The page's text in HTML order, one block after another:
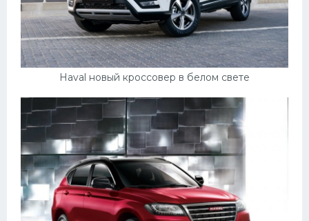
Haval новый кроссовер в белом свете